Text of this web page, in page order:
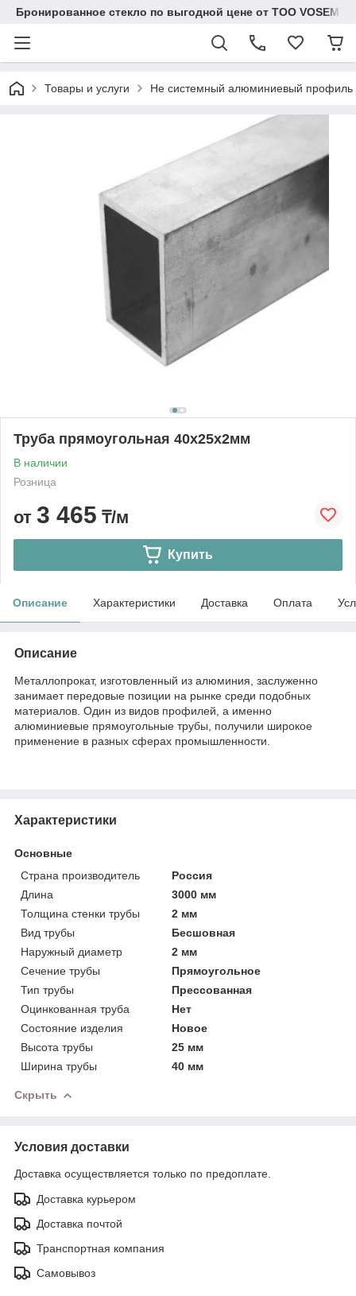
Бронированное стекло по выгодной цене от ТОО VOSEM
Товары и услуги Не системный алюминиевый профиль
Труба прямоугольная 40х25х2мм
В наличии
Розница
от 3 465 ₸/м
Купить
Описание Характеристики Доставка Оплата
Описание
Металлопрокат, изготовленный из алюминия, заслуженно
занимает передовые позиции на рынке среди подобных
материалов. Один из видов профилей, а именно
алюминиевые прямоугольные трубы, получили широкое
применение в разных сферах промышленности.
Характеристики
Основные
Страна производитель
Россия
Длина
3000 мм
Толщина стенки трубы
2 мм
Вид трубы
Бесшовная
Наружный диаметр
2 мм
Сечение трубы
Прямоугольное
Тип трубы
Прессованная
Оцинкованная труба
Нет
Состояние изделия
Новое
Высота трубы
25 мм
Ширина трубы
40 мм
Скрыть
Условия доставки
Доставка осуществляется только по предоплате.
Доставка курьером
Доставка почтой
Транспортная компания
Самовывоз